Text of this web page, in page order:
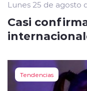
Lunes 25 de agosto
Casi
Tendencias